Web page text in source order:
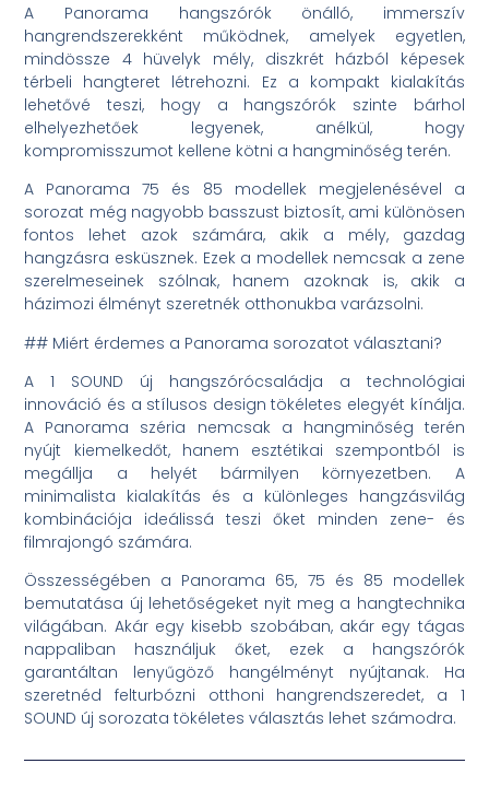
A Panorama hangszórók önálló, immerszív
hangrendszerekként működnek, amelyek egyetlen,
mindössze 4 hüvelyk mély, diszkrét házból képesek
térbeli hangteret létrehozni. Ez a kompakt kialakítás
lehetővé teszi, hogy a hangszórók szinte bárhol
elhelyezhetőek legyenek, anélkül, hogy
kompromisszumot kellene kötni a hangminőség terén.
A Panorama 75 és 85 modellek megjelenésével a
sorozat még nagyobb basszust biztosít, ami különösen
fontos lehet azok számára, akik a mély, gazdag
hangzásra esküsznek. Ezek a modellek nemcsak a zene
szerelmeseinek szólnak, hanem azoknak is, akik a
házimozi élményt szeretnék otthonukba varázsolni.
## Miért érdemes a Panorama sorozatot választani?
A 1 SOUND új hangszórócsaládja a technológiai
innováció és a stílusos design tökéletes elegyét kínálja.
A Panorama széria nemcsak a hangminőség terén
nyújt kiemelkedőt, hanem esztétikai szempontból is
megállja a helyét bármilyen környezetben. A
minimalista kialakítás és a különleges hangzásvilág
kombinációja ideálissá teszi őket minden zene- és
filmrajongó számára.
Összességében a Panorama 65, 75 és 85 modellek
bemutatása új lehetőségeket nyit meg a hangtechnika
világában. Akár egy kisebb szobában, akár egy tágas
nappaliban használjuk őket, ezek a hangszórók
garantáltan lenyűgöző hangélményt nyújtanak. Ha
szeretnéd felturbózni otthoni hangrendszeredet, a 1
SOUND új sorozata tökéletes választás lehet számodra.